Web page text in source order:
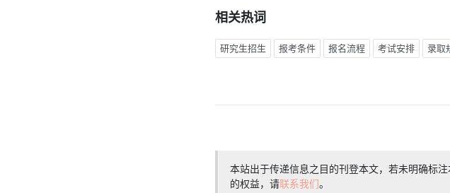
相关热词
研究生招生 报考条件 报名流程 考试安排 录取
本站出于传递信息之目的刊登本文，若未明确标
的权益，请联系我们。